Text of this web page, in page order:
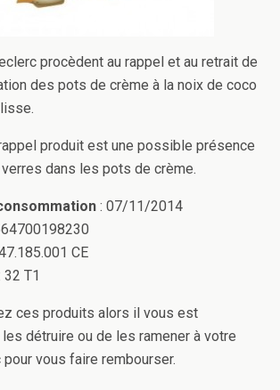
procèdent au rappel et au retrait de
des pots de crème à la noix de coco
produit est une possible présence
dans les pots de crème.
: 07/11/2014
CE
32 T1
ces produits alors il vous est
détruire ou de les ramener à votre
vous faire rembourser.